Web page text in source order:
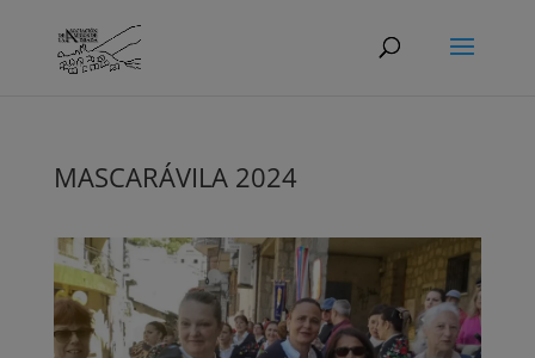
MASCARÁVILA 2024